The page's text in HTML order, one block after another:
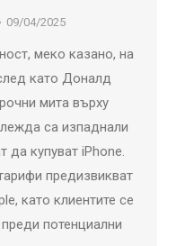
09/04/2025
меко казано, на
като Доналд
мита върху
са изпаднали
да купуват iPhone.
предизвикват
като клиентите се
потенциални